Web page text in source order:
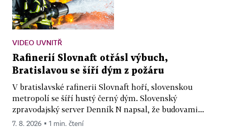
VIDEO UVNITŘ
Rafinerií Slovnaft otřásl výbuch,
Bratislavou se šíří dým z požáru
V bratislavské rafinerii Slovnaft hoří, slovenskou
metropolí se šíří hustý černý dým. Slovenský
zpravodajský server Denník N napsal, že budovami...
7. 8. 2026 ▪ 1 min. čtení